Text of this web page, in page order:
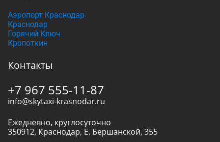
Аэропорт Краснодар
Краснодар
Горячий Ключ
Кропоткин
Контакты
+7 967 555-11-87
info@skytaxi-krasnodar.ru
Ежедневно, круглосуточно
350912, Краснодар, Е. Бершанской, 355